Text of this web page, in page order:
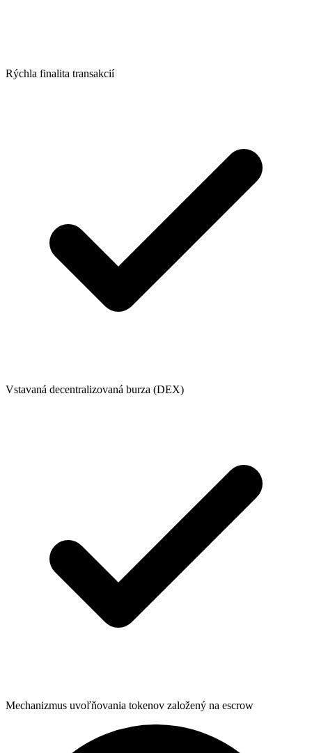
Rýchla finalita transakcií
Vstavaná decentralizovaná burza (DEX)
Mechanizmus uvoľňovania tokenov založený na escrow